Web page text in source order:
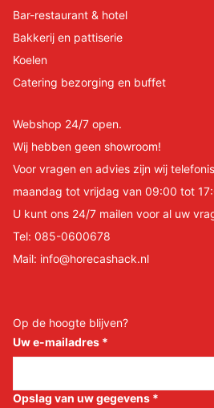
Bar-restaurant & hotel
Bakkerij en pattiserie
Koelen
Catering bezorging en buffet
Webshop 24/7 open.
Wij hebben geen showroom!
Voor vragen en advies zijn wij
maandag tot vrijdag van 09:00 tot
U kunt ons 24/7 mailen voor al uw
Tel: 085-0600678
Mail: info@horecashack.nl
Op de hoogte blijven?
Uw e-mailadres *
Opslag van uw gegevens *